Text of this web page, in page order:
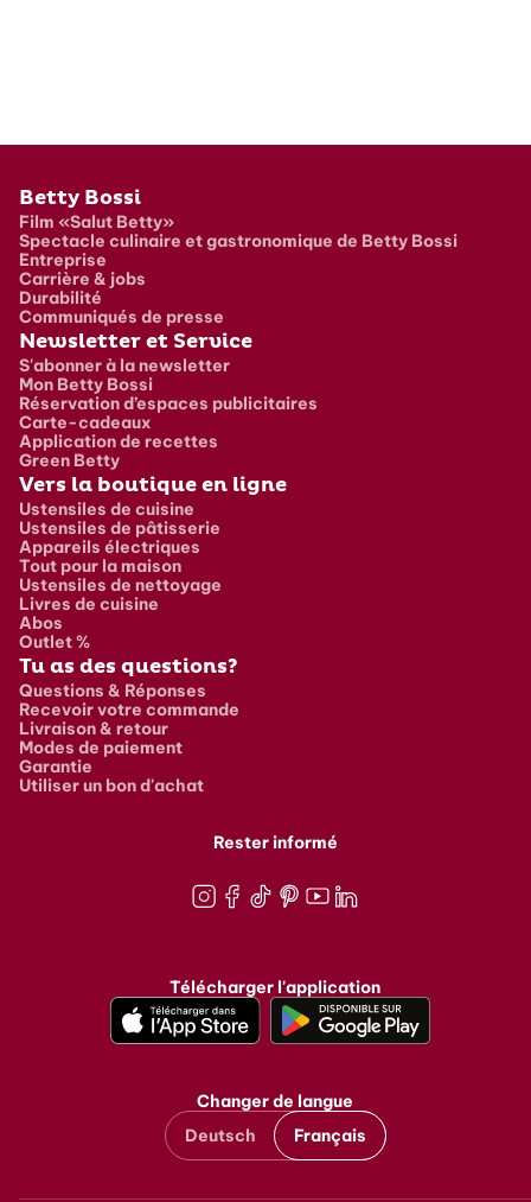
Pied de page
Betty Bossi
Film «Salut Betty»
Spectacle culinaire et gastronomique de Betty Bossi
Entreprise
Carrière & jobs
Durabilité
Communiqués de presse
Newsletter et Service
S'abonner à la newsletter
Mon Betty Bossi
Réservation d’espaces publicitaires
Carte-cadeaux
Application de recettes
Green Betty
Vers la boutique en ligne
Ustensiles de cuisine
Ustensiles de pâtisserie
Appareils électriques
Tout pour la maison
Ustensiles de nettoyage
Livres de cuisine
Abos
Outlet %
Tu as des questions?
Questions & Réponses
Recevoir votre commande
Livraison & retour
Modes de paiement
Garantie
Utiliser un bon d'achat
Rester informé
Télécharger l'application
Changer de langue
Deutsch
Français